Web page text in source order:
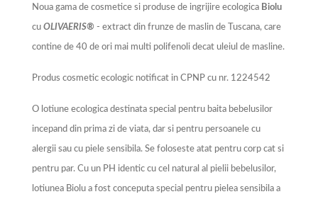
Noua gama de cosmetice si produse de ingrijire ecologica Biolu
cu OLIVAERIS® - extract din frunze de maslin de Tuscana, care
contine de 40 de ori mai multi polifenoli decat uleiul de masline.
Produs cosmetic ecologic notificat in CPNP cu nr. 1224542
O lotiune ecologica destinata special pentru baita bebelusilor
incepand din prima zi de viata, dar si pentru persoanele cu
alergii sau cu piele sensibila. Se foloseste atat pentru corp cat si
pentru par. Cu un PH identic cu cel natural al pielii bebelusilor,
lotiunea Biolu a fost conceputa special pentru pielea sensibila a